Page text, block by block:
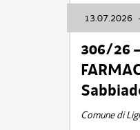
13.07.2026
306/26
Comune di